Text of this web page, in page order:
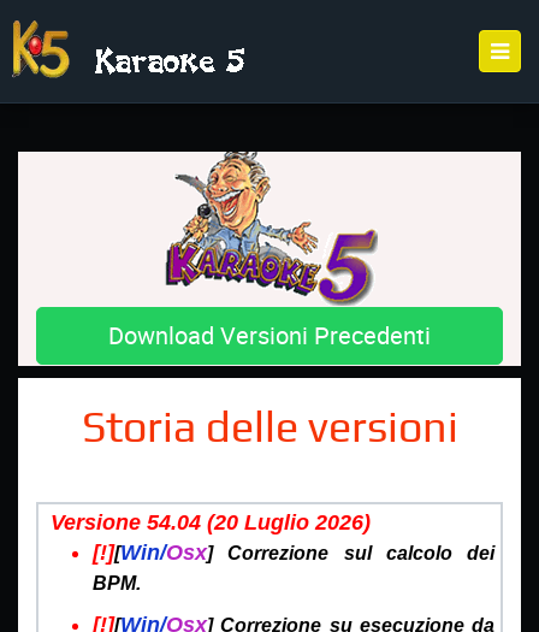
Download Versioni Precedenti
Storia delle versioni
Versione 54.04 (20 Luglio 2026)
[!][Win/Osx] Correzione sul calcolo dei
BPM.
[!][Win/Osx] Correzione su esecuzione da